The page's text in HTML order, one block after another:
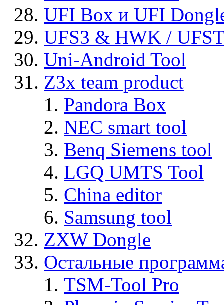
UFI Box и UFI
UFS3 & HWK /
Uni-Android Tool
Z3x team product
Pandora Box
NEC smart tool
Benq Siemens tool
LGQ UMTS Tool
China editor
Samsung tool
ZXW Dongle
Остальные
TSM-Tool Pro